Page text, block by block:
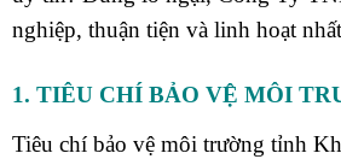
nghiệp, thuận tiện và linh hoạt nhất
1. TIÊU CHÍ BẢO VỆ MÔI
Tiêu chí bảo vệ môi trường tỉnh